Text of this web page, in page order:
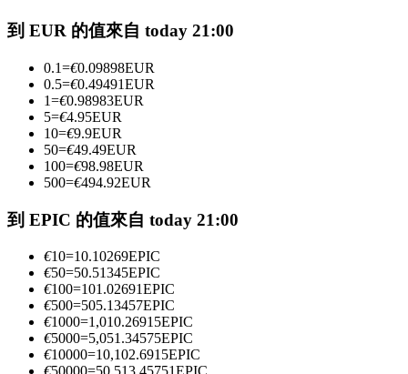
與頂尖交易專家同行
成為跟單交易員
到 EUR 的值來自 today 21:00
0.1=€0.09898EUR
0.5=€0.49491EUR
1=€0.98983EUR
5=€4.95EUR
10=€9.9EUR
50=€49.49EUR
100=€98.98EUR
500=€494.92EUR
到 EPIC 的值來自 today 21:00
€10=10.10269EPIC
€50=50.51345EPIC
€100=101.02691EPIC
€500=505.13457EPIC
€1000=1,010.26915EPIC
€5000=5,051.34575EPIC
€10000=10,102.6915EPIC